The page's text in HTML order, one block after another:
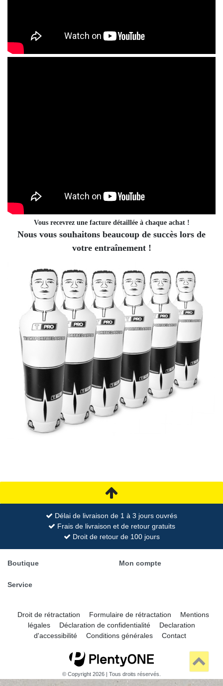
Vous recevrez une facture détaillée à chaque achat !
Nous vous souhaitons beaucoup de succès lors de
votre entraînement !
Délai de livraison de 1 à 3 jours ouvrés
Frais de livraison et de retour gratuits
Droit de retour de 100 jours
Boutique Mon compte
Service
Droit de rétractation Formulaire de rétractation
Mentions
légales
Déclaration de confidentialité
Declaration
d'accessibilité
Conditions générales Contact
© Copyright 2026 | Tous droits réservés.